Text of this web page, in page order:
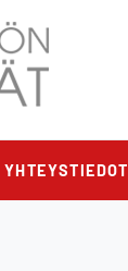
YHTEYSTIEDOT